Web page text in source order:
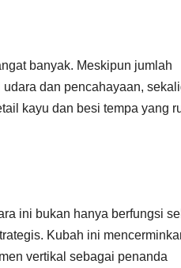
banyak. Meskipun jumlah
dan pencahayaan,
kayu dan besi tempa yang
ini bukan hanya berfungsi
Kubah ini
vertikal sebagai penanda